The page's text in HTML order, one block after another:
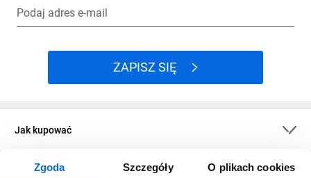
Zgoda Szczegóły O plikach cookies
Podaj adres e-mail
ZAPISZ SIĘ
Jak kupować
O firmie